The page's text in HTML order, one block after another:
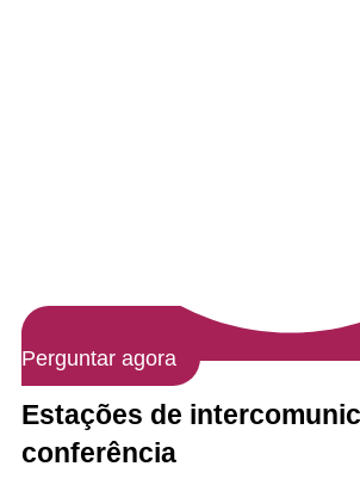
Perguntar agora
Estações de
conferência